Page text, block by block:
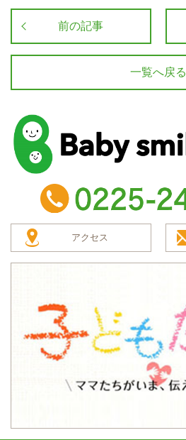
前の記事
一覧へ戻る
baby smile
TEL：0225-24-8304
アクセス